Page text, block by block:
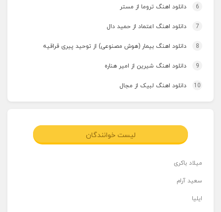
6 دانلود اهنگ تروما از مستر
7 دانلود اهنگ اعتماد از حمید دال
8 دانلود اهنگ بیمار (هوش مصنوعی) از توحید پیری قراقیه
9 دانلود اهنگ شیرین از امیر هناره
10 دانلود اهنگ لبیک از مجال
لیست خوانندگان
میلاد باکری
سعید آرام
ایلیا